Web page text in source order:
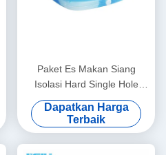
Paket Es Makan Siang
Isolasi Hard Single Hole
Dengan Elemen Pendingin
Gel Mini PCM Untuk
Makanan Beku
Dapatkan Harga
Terbaik